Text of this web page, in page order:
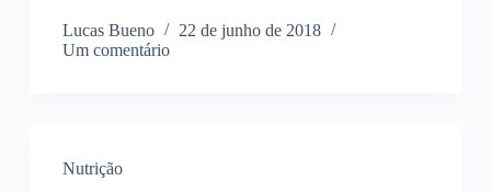
Lucas Bueno
22 de junho de 2018
Um comentário
Nutrição